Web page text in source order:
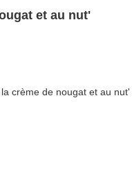
et au nut'